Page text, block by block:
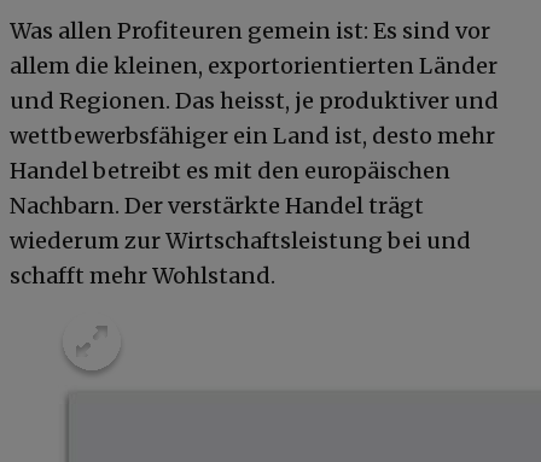
Was allen Profiteuren gemein ist: Es sind vor
allem die kleinen, exportorientierten Länder
und Regionen. Das heisst, je produktiver und
wettbewerbsfähiger ein Land ist, desto mehr
Handel betreibt es mit den europäischen
Nachbarn. Der verstärkte Handel trägt
wiederum zur Wirtschaftsleistung bei und
schafft mehr Wohlstand.